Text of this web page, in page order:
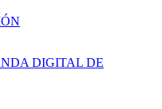
DIGITAL DE